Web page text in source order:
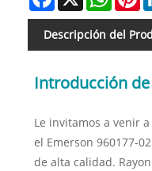
Descripción del
Introducción
Le invitamos a venir
el Emerson 960177-
de alta calidad.